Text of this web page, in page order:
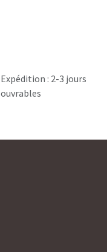
Expédition : 2-3 jours
ouvrables